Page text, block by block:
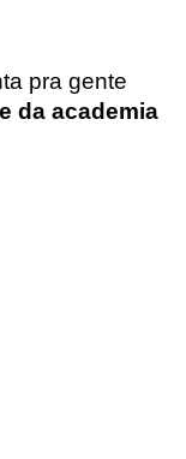
pra gente
da academia